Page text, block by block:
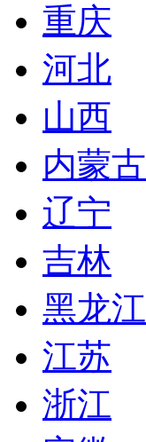
重庆
河北
山西
内蒙古
辽宁
吉林
黑龙江
江苏
浙江